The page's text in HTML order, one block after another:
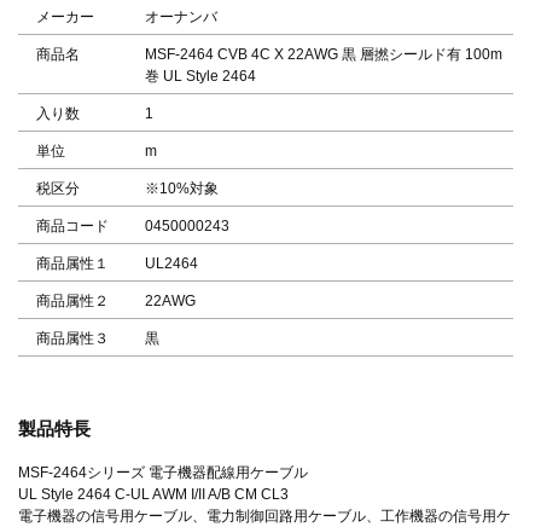
メーカー オーナンバ
商品名
MSF-2464 CVB 4C X 22AWG 黒 層撚シールド有 100m
巻 UL Style 2464
入り数 1
単位 m
税区分 ※10%対象
商品コード 0450000243
商品属性１ UL2464
商品属性２ 22AWG
商品属性３ 黒
製品特長
MSF-2464シリーズ 電子機器配線用ケーブル
UL Style 2464 C-UL AWM I/II A/B CM CL3
電子機器の信号用ケーブル、電力制御回路用ケーブル、工作機器の信号用ケ